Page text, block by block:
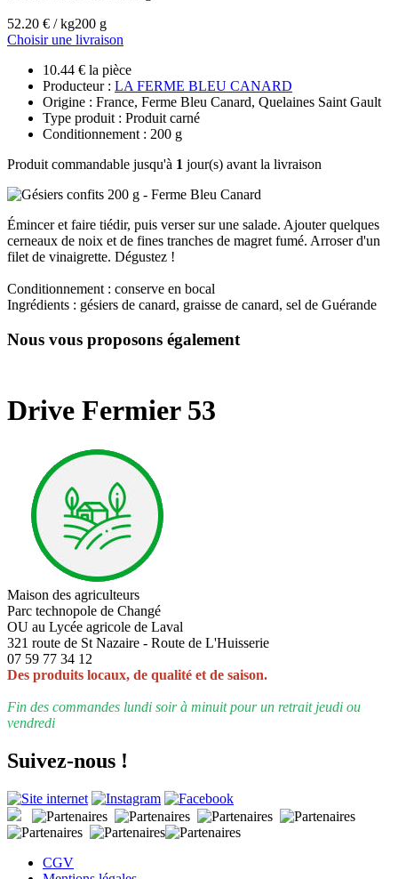
52.20 € / kg200 g
Choisir une livraison
10.44 € la pièce
Producteur : LA FERME BLEU CANARD
Origine : France, Ferme Bleu Canard, Quelaines Saint Gault
Type produit : Produit carné
Conditionnement : 200 g
Produit commandable jusqu'à 1 jour(s) avant la livraison
Émincer et faire tiédir, puis verser sur une salade. Ajouter quelques
cerneaux de noix et de fines tranches de magret fumé. Arroser d'un
filet de vinaigrette. Dégustez !
Conditionnement : conserve en bocal
Ingrédients : gésiers de canard, graisse de canard, sel de Guérande
Nous vous proposons également
Drive Fermier 53
Maison des agriculteurs
Parc technopole de Changé
OU au Lycée agricole de Laval
321 route de St Nazaire - Route de L'Huisserie
07 59 77 34 12
Des produits locaux, de qualité et de saison.
Fin des commandes lundi soir à minuit pour un retrait jeudi ou
vendredi
Suivez-nous !
CGV